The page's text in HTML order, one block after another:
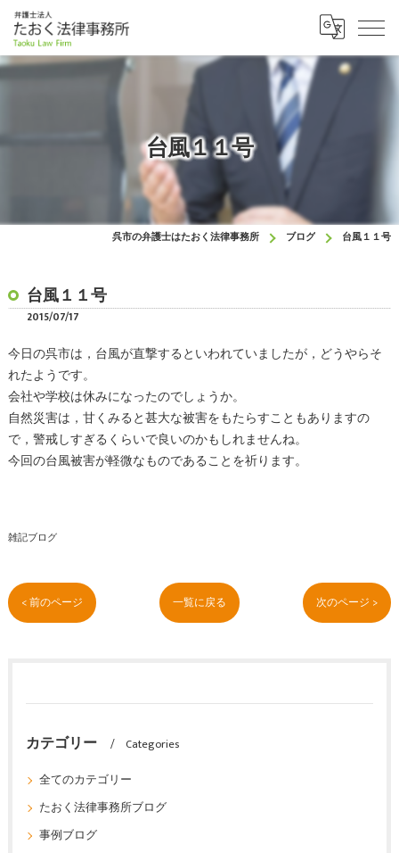
台風１１号
呉市の弁護士はたおく法律事務所 ブログ 台風１１号
台風１１号
2015/07/17
今日の呉市は，台風が直撃するといわれていましたが，どうやらそ
れたようです。
会社や学校は休みになったのでしょうか。
自然災害は，甘くみると甚大な被害をもたらすこともありますの
で，警戒しすぎるくらいで良いのかもしれませんね。
今回の台風被害が軽微なものであることを祈ります。
雑記ブログ
< 前のページ 一覧に戻る 次のページ >
カテゴリー
Categories
全てのカテゴリー
たおく法律事務所ブログ
事例ブログ